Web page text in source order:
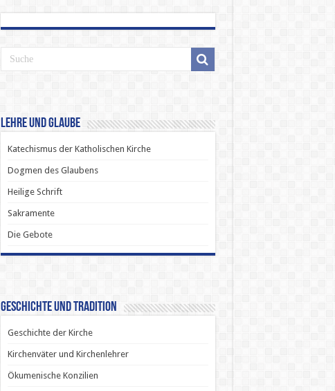
Lehre und Glaube
Katechismus der Katholischen Kirche
Dogmen des Glaubens
Heilige Schrift
Sakramente
Die Gebote
Geschichte und Tradition
Geschichte der Kirche
Kirchenväter und Kirchenlehrer
Ökumenische Konzilien